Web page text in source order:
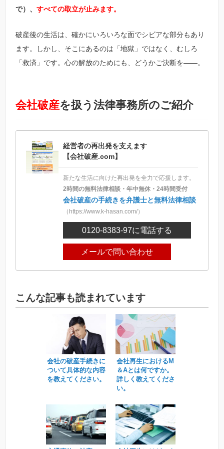
で）、 すべての取立が止みます。
破産後の生活は、確かにいろいろな面でシビアな部分もあり
ます。しかし、そこにあるのは「地獄」ではなく、むしろ
「救済」です。心の解放のためにも、どうかご決断を――。
会社破産を扱う法律事務所のご紹介
経営者の再出発を支えます
【会社破産.com】
新たな生活に向けた再出発を全力で応援します。
2時間の無料法律相談・年中無休・24時間受付
会社破産の手続きを弁護士と無料法律相談
（https://www.k-hasan.com/）
0120-8383-97に電話する
メールで問い合わせ
こんな記事も読まれています
会社の破産手続きに
ついて具体的な内容
を教えてください。
会社再生におけるM
＆Aとは何ですか。
詳しく教えてくださ
い。